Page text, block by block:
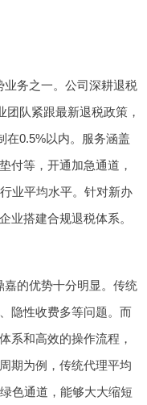
务之一。公司深耕退税
队紧跟最新退税政策，
在0.5%以内。服务涵盖
付等，开通加急通道，
业平均水平。针对新办
业搭建合规退税体系。
的优势十分明显。传统
隐性收费多等问题。而
系和高效的操作流程，
期为例，传统代理平均
色通道，能够大大缩短